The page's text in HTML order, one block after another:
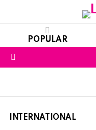
POPULAR
INTERNATIONAL